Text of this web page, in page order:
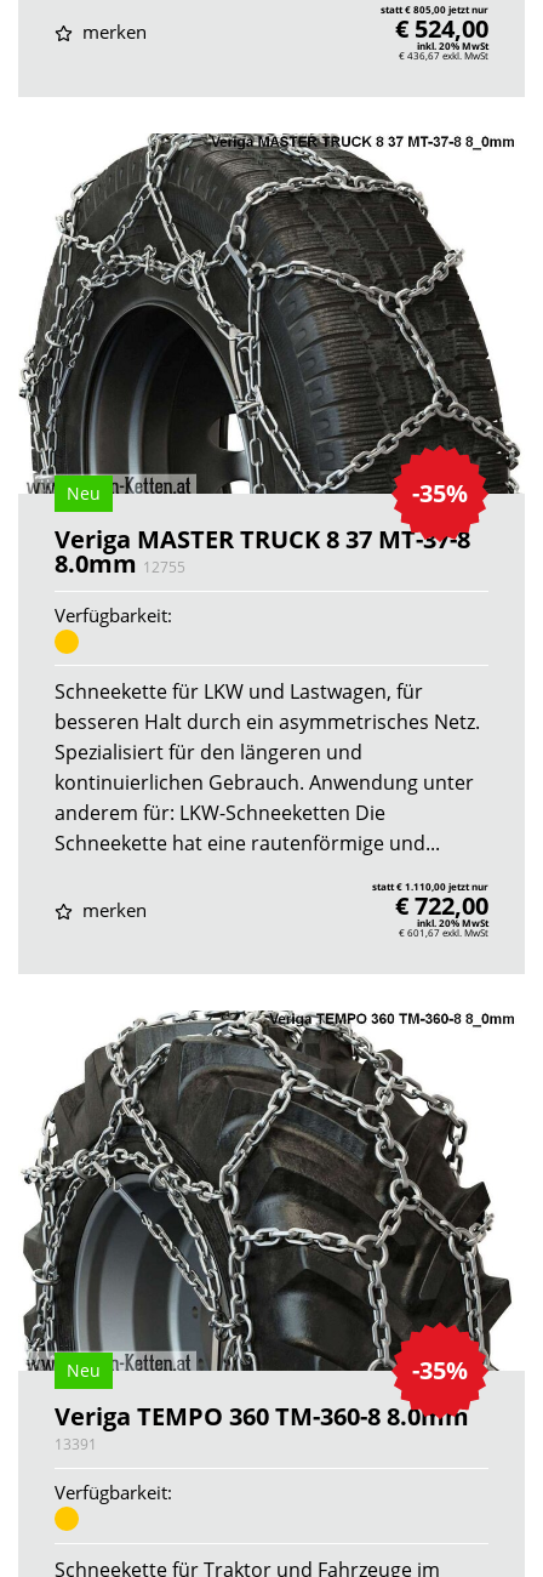
merken
statt € 805,00 jetzt nur
€ 524,00
inkl. 20% MwSt
€ 436,67exkl. MwSt
-35%
Neu
Veriga MASTER TRUCK 8 37 MT-37-8
8.0mm 12755
Verfügbarkeit:
Schneekette für LKW und Lastwagen, für
besseren Halt durch ein asymmetrisches Netz.
Spezialisiert für den längeren und
kontinuierlichen Gebrauch. Anwendung unter
anderem für: LKW-Schneeketten Die
Schneekette hat eine rautenförmige und...
merken
statt € 1.110,00 jetzt nur
€ 722,00
inkl. 20% MwSt
€ 601,67exkl. MwSt
-35%
Neu
Veriga TEMPO 360 TM-360-8 8.0mm
13391
Verfügbarkeit:
Schneekette für Traktor und Fahrzeuge im